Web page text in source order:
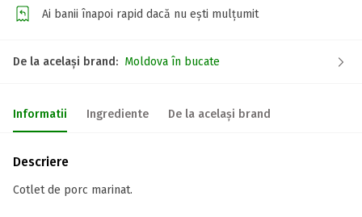
Ai banii înapoi rapid dacă nu ești mulțumit
De la același brand: Moldova în bucate
Informatii Ingrediente De la același brand
Descriere
Cotlet de porc marinat.